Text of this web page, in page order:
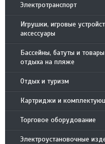
Электротранспорт
Игрушки, игровые
аксессуары
Бассейны, батуты и
отдыха на пляже
Отдых и туризм
Картриджи и
Торговое оборудование
Электроустановочные